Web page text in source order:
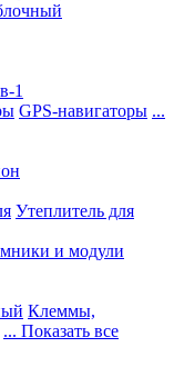
1
GPS-навигаторы ...
Утеплитель для
и модули
Клеммы,
... Показать все